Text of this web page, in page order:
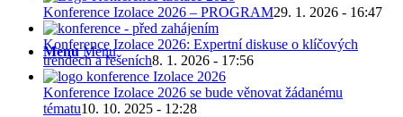
Menu Menu
Konference Izolace 2026 – PROGRAM29. 1. 2026 - 16:47
Konference Izolace 2026: Expertní diskuse o klíčových
trendech a řešeních8. 1. 2026 - 17:56
Konference Izolace 2026 se bude věnovat žádanému
tématu10. 10. 2025 - 12:28